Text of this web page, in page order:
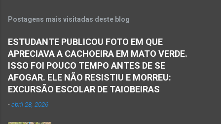
Postagens mais visitadas deste blog
ESTUDANTE PUBLICOU FOTO EM QUE
APRECIAVA A CACHOEIRA EM MATO VERDE.
ISSO FOI POUCO TEMPO ANTES DE SE
AFOGAR. ELE NÃO RESISTIU E MORREU:
EXCURSÃO ESCOLAR DE TAIOBEIRAS
-abril 28, 2026